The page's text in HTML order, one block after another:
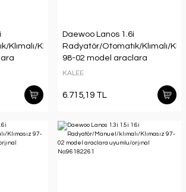
Klımasız
Daewoo Lanos 1.6i
Radyatör/Otomatık/Klımalı/
98-02 model araclara
uyumlu/Orjınal No:96182260
KALEE
6.715,19 TL